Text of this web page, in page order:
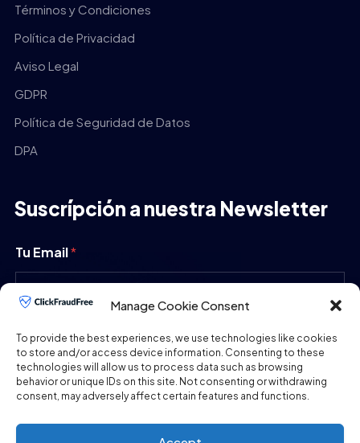
Manage Cookie Consent
To provide the best experiences, we use technologies like cookies
to store and/or access device information. Consenting to these
technologies will allow us to process data such as browsing
behavior or unique IDs on this site. Not consenting or withdrawing
consent, may adversely affect certain features and functions.
Términos y Condiciones
Política de Privacidad
Aviso Legal
GDPR
Política de Seguridad de Datos
DPA
Suscrípción a nuestra Newsletter
Tu Email*
ENVIAR